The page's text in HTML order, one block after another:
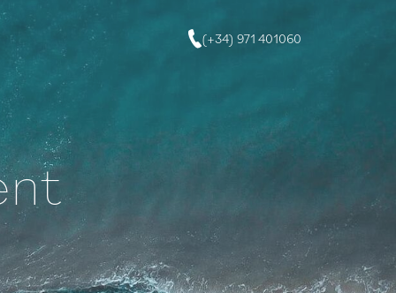
(+34) 971 401060